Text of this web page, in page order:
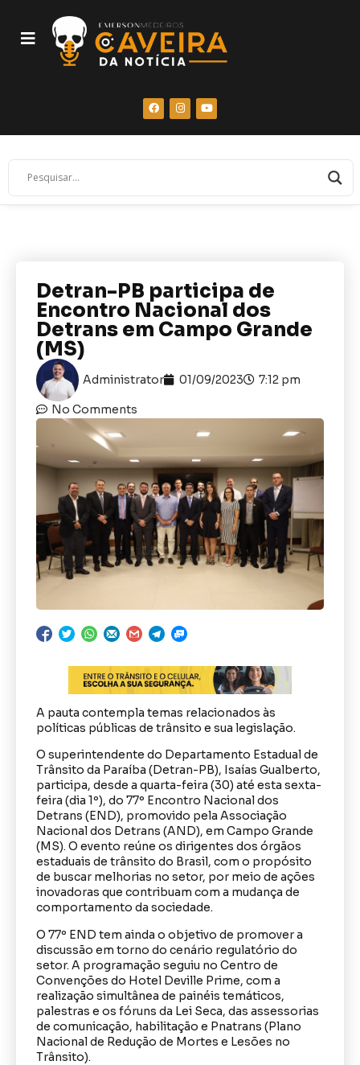
Detran-PB participa de
Encontro Nacional dos
Detrans em Campo Grande
(MS)
Administrator 01/09/2023 7:12 pm
No Comments
A pauta contempla temas relacionados às
políticas públicas de trânsito e sua legislação.
O superintendente do Departamento Estadual de
Trânsito da Paraíba (Detran-PB), Isaías Gualberto,
participa, desde a quarta-feira (30) até esta sexta-
feira (dia 1º), do 77º Encontro Nacional dos
Detrans (END), promovido pela Associação
Nacional dos Detrans (AND), em Campo Grande
(MS). O evento reúne os dirigentes dos órgãos
estaduais de trânsito do Brasil, com o propósito
de buscar melhorias no setor, por meio de ações
inovadoras que contribuam com a mudança de
comportamento da sociedade.
O 77º END tem ainda o objetivo de promover a
discussão em torno do cenário regulatório do
setor. A programação seguiu no Centro de
Convenções do Hotel Deville Prime, com a
realização simultânea de painéis temáticos,
palestras e os fóruns da Lei Seca, das assessorias
de comunicação, habilitação e Pnatrans (Plano
Nacional de Redução de Mortes e Lesões no
Trânsito).